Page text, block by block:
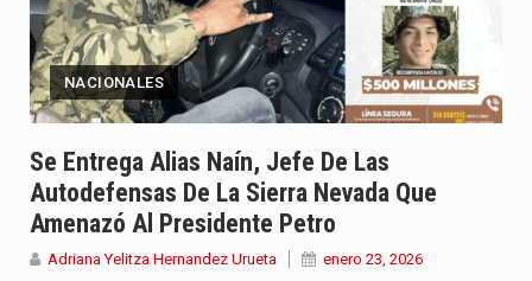
NACIONALES
Se Entrega Alias Naín, Jefe De Las
Autodefensas De La Sierra Nevada Que
Amenazó Al Presidente Petro
Adriana Yelitza Hernandez Urueta enero 23, 2026